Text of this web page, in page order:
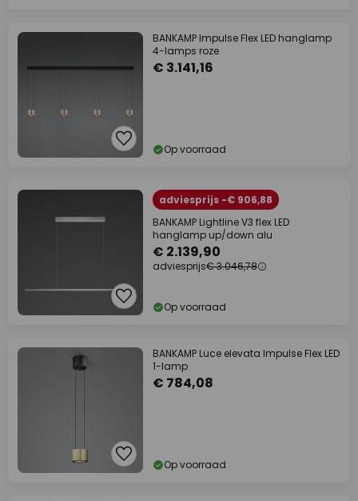
BANKAMP Impulse Flex LED hanglamp
4-lamps roze
€ 3.141,16
Op voorraad
adviesprijs -€ 906,88
BANKAMP Lightline V3 flex LED
hanglamp up/down alu
€ 2.139,90
adviesprijs€ 3.046,78
Op voorraad
BANKAMP Luce elevata Impulse Flex LED
1-lamp
€ 784,08
Op voorraad